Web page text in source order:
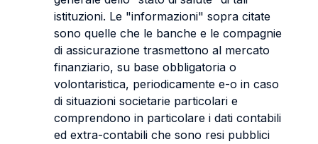
istituzioni. Le "informazioni" sopra citate
sono quelle che le banche e le compagnie
di assicurazione trasmettono al mercato
finanziario, su base obbligatoria o
volontaristica, periodicamente e-o in caso
di situazioni societarie particolari e
comprendono in particolare i dati contabili
ed extra-contabili che sono resi pubblici